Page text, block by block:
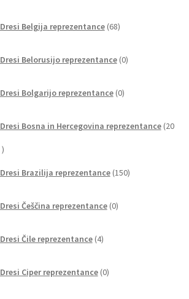
Dresi Belgija reprezentance 68izdelkov
Dresi Belorusijo reprezentance 0izdelkov
Dresi Bolgarijo reprezentance 0izdelkov
Dresi Bosna in Hercegovina reprezentance 20
20
Dresi Brazilija reprezentance 150izdelkov
Dresi Češčina reprezentance 0izdelkov
Dresi Čile reprezentance 4izdelki
Dresi Ciper reprezentance 0izdelkov